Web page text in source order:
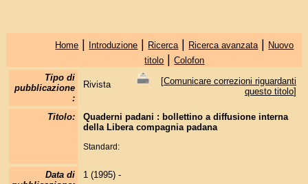
Home | Introduzione | Ricerca | Ricerca avanzata | Nuovo
titolo |Colofon
Tipo di
pubblicazione
:
Rivista [Comunicare correzioni riguardanti
questo titolo]
Titolo:
Quaderni padani : bollettino a diffusione interna
della Libera compagnia padana
Standard:
Data di
1 (1995) -